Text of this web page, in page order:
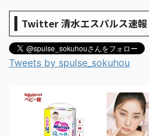
Twitter 清水エスパルス速報
Tweets by spulse_sokuhou